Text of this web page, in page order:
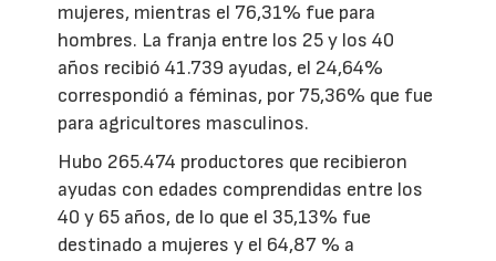
mujeres, mientras el 76,31% fue para
hombres. La franja entre los 25 y los 40
años recibió 41.739 ayudas, el 24,64%
correspondió a féminas, por 75,36% que fue
para agricultores masculinos.
Hubo 265.474 productores que recibieron
ayudas con edades comprendidas entre los
40 y 65 años, de lo que el 35,13% fue
destinado a mujeres y el 64,87 % a